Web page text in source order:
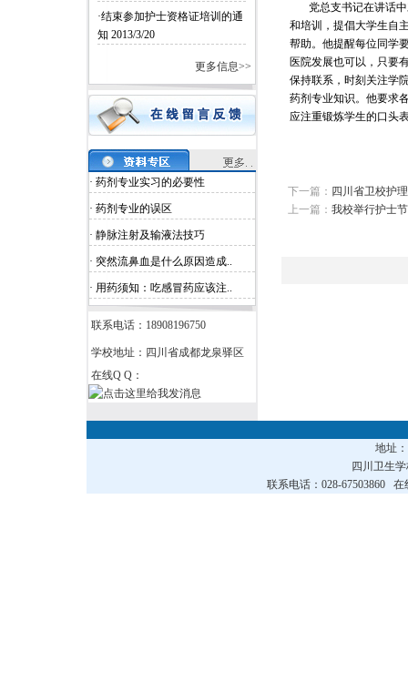
·结束参加护士资格证培训的通
知 2013/3/20
更多信息>>
· 药剂专业实习的必要性
· 药剂专业的误区
· 静脉注射及输液法技巧
· 突然流鼻血是什么原因造成..
· 用药须知：吃感冒药应该注..
联系电话：18908196750
学校地址：四川省成都龙泉驿区
在线Q Q：
党总支书记在讲话中
和培训，提倡大学生自
帮助。他提醒每位同学
医院发展也可以，只要
保持联系，时刻关注学
药剂专业知识。他要求
应注重锻炼学生的口头
下一篇： 四川省卫校护
上一篇： 我校举行护士
地址
四川卫生
联系电话：028-67503860